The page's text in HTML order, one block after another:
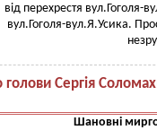
від перехрестя вул.Гоголя-
вул.Гоголя-вул.Я.Усика.
голови Сергія
Шановні